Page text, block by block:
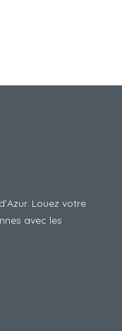
Louez votre
avec les